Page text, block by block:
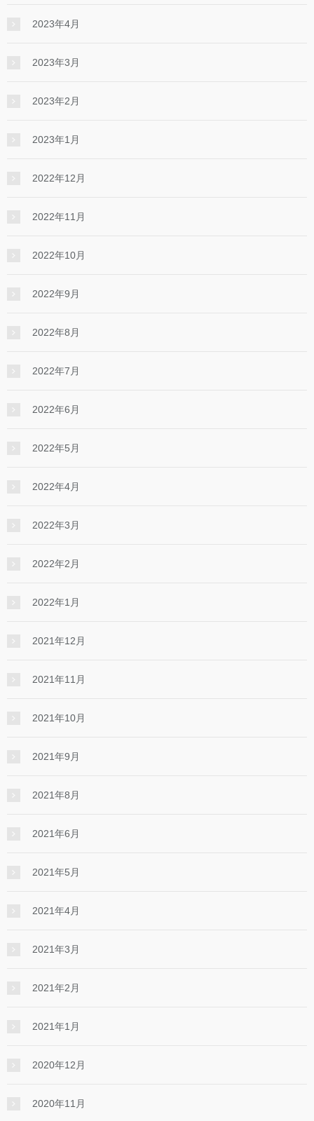
2023年4月
2023年3月
2023年2月
2023年1月
2022年12月
2022年11月
2022年10月
2022年9月
2022年8月
2022年7月
2022年6月
2022年5月
2022年4月
2022年3月
2022年2月
2022年1月
2021年12月
2021年11月
2021年10月
2021年9月
2021年8月
2021年6月
2021年5月
2021年4月
2021年3月
2021年2月
2021年1月
2020年12月
2020年11月